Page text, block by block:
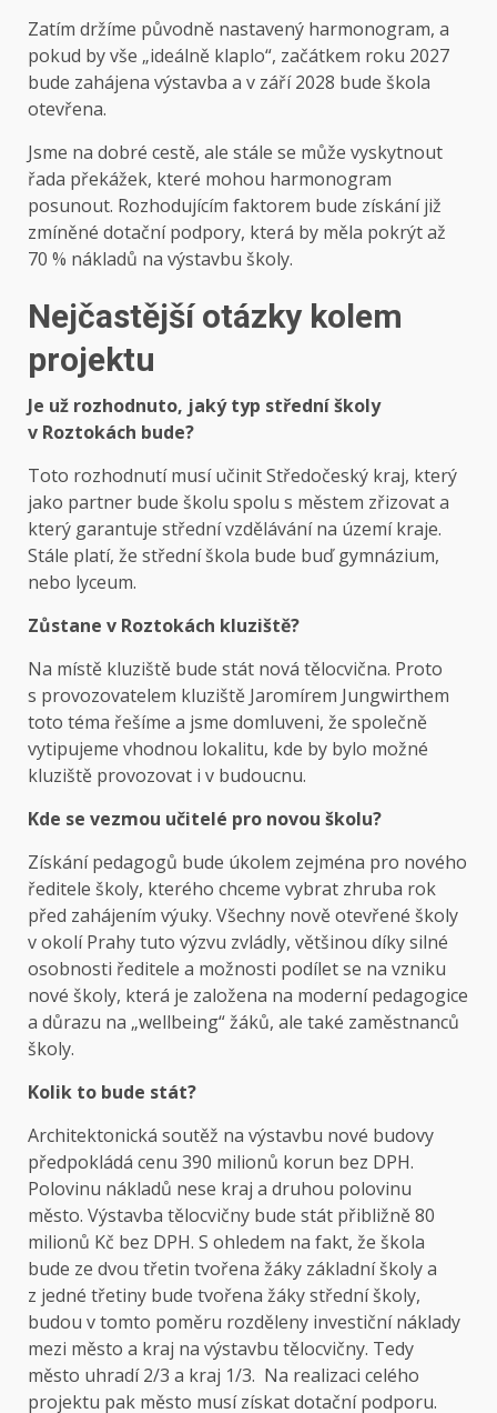
Zatím držíme původně nastavený harmonogram, a
pokud by vše „ideálně klaplo“, začátkem roku 2027
bude zahájena výstavba a v září 2028 bude škola
otevřena.
Jsme na dobré cestě, ale stále se může vyskytnout
řada překážek, které mohou harmonogram
posunout. Rozhodujícím faktorem bude získání již
zmíněné dotační podpory, která by měla pokrýt až
70 % nákladů na výstavbu školy.
Nejčastější otázky kolem
projektu
Je už rozhodnuto, jaký typ střední školy
v Roztokách bude?
Toto rozhodnutí musí učinit Středočeský kraj, který
jako partner bude školu spolu s městem zřizovat a
který garantuje střední vzdělávání na území kraje.
Stále platí, že střední škola bude buď gymnázium,
nebo lyceum.
Zůstane v Roztokách kluziště?
Na místě kluziště bude stát nová tělocvična. Proto
s provozovatelem kluziště Jaromírem Jungwirthem
toto téma řešíme a jsme domluveni, že společně
vytipujeme vhodnou lokalitu, kde by bylo možné
kluziště provozovat i v budoucnu.
Kde se vezmou učitelé pro novou školu?
Získání pedagogů bude úkolem zejména pro nového
ředitele školy, kterého chceme vybrat zhruba rok
před zahájením výuky. Všechny nově otevřené školy
v okolí Prahy tuto výzvu zvládly, většinou díky silné
osobnosti ředitele a možnosti podílet se na vzniku
nové školy, která je založena na moderní pedagogice
a důrazu na „wellbeing“ žáků, ale také zaměstnanců
školy.
Kolik to bude stát?
Architektonická soutěž na výstavbu nové budovy
předpokládá cenu 390 milionů korun bez DPH.
Polovinu nákladů nese kraj a druhou polovinu
město. Výstavba tělocvičny bude stát přibližně 80
milionů Kč bez DPH. S ohledem na fakt, že škola
bude ze dvou třetin tvořena žáky základní školy a
z jedné třetiny bude tvořena žáky střední školy,
budou v tomto poměru rozděleny investiční náklady
mezi město a kraj na výstavbu tělocvičny. Tedy
město uhradí 2/3 a kraj 1/3. Na realizaci celého
projektu pak město musí získat dotační podporu.